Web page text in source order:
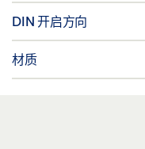
DIN 开启方向
材质